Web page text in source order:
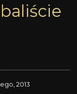
2013